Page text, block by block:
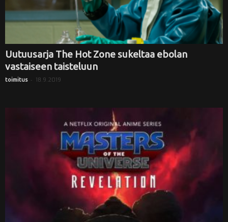
Uutuusarja The Hot Zone sukeltaa ebolan
vastaiseen taisteluun
toimitus - 18.9.2019